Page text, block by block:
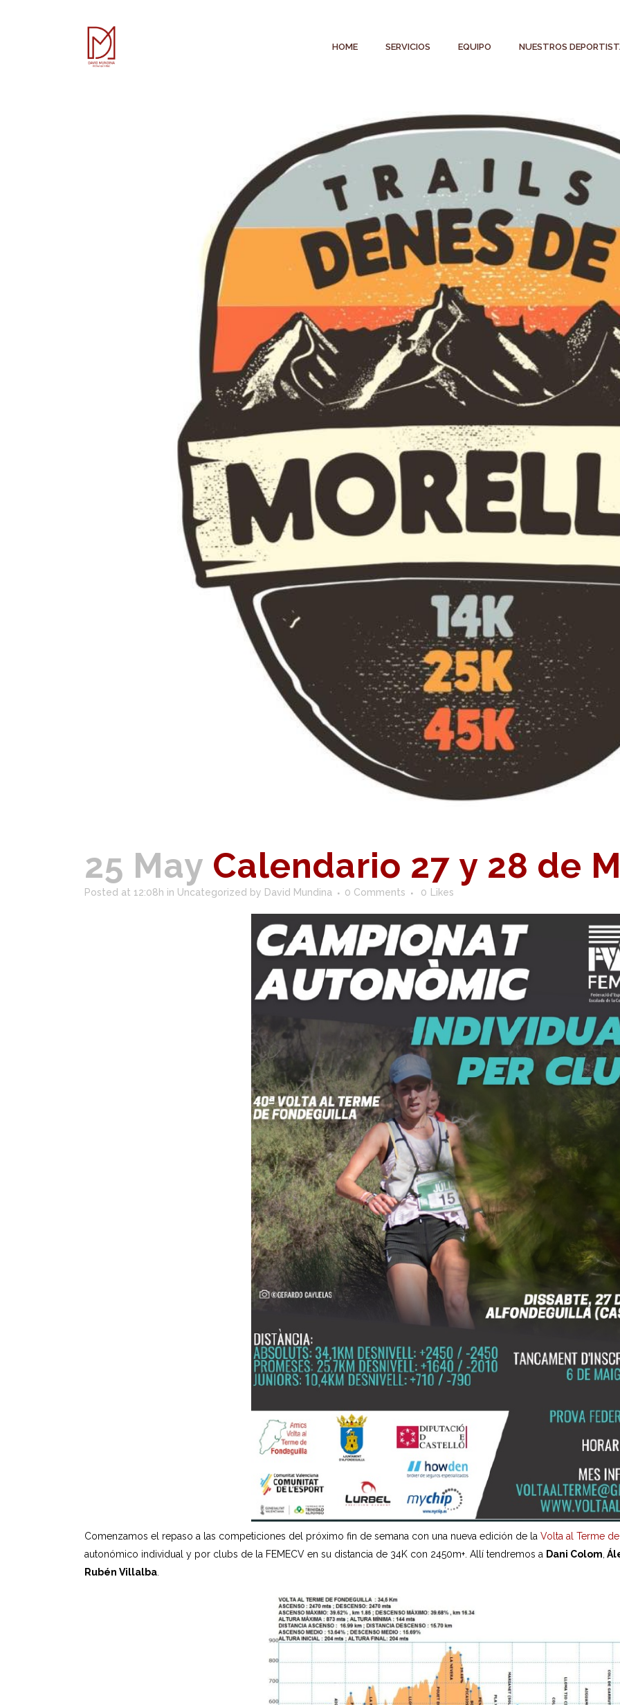
HOME SERVICIOS EQUIPO NUESTROS
25 May Calendario 27 y 28 de
Posted at 12:08h in Uncategorized by David Mundina 0 Comments 0 Likes
Comenzamos el repaso a las competiciones del próximo fin de semana con una nueva edición de la Volta al Terme
autonómico individual y por clubs de la FEMECV en su distancia de 34K con 2450m+. Allí tendremos a Dani Colom
Rubén Villalba